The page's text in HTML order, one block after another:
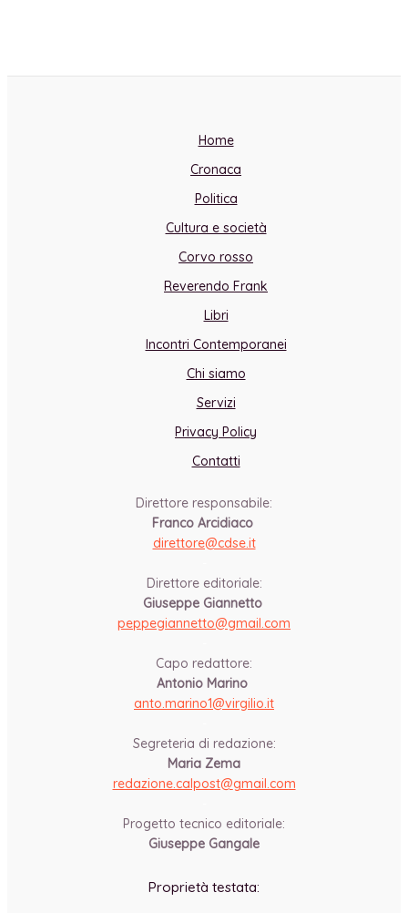
Home
Cronaca
Politica
Cultura e società
Corvo rosso
Reverendo Frank
Libri
Incontri Contemporanei
Chi siamo
Servizi
Privacy Policy
Contatti
Direttore responsabile:
Franco Arcidiaco
direttore@cdse.it
Direttore editoriale:
Giuseppe Giannetto
peppegiannetto@gmail.com
Capo redattore:
Antonio Marino
anto.marino1@virgilio.it
Segreteria di redazione:
Maria Zema
redazione.calpost@gmail.com
Progetto tecnico editoriale:
Giuseppe Gangale
Proprietà testata: